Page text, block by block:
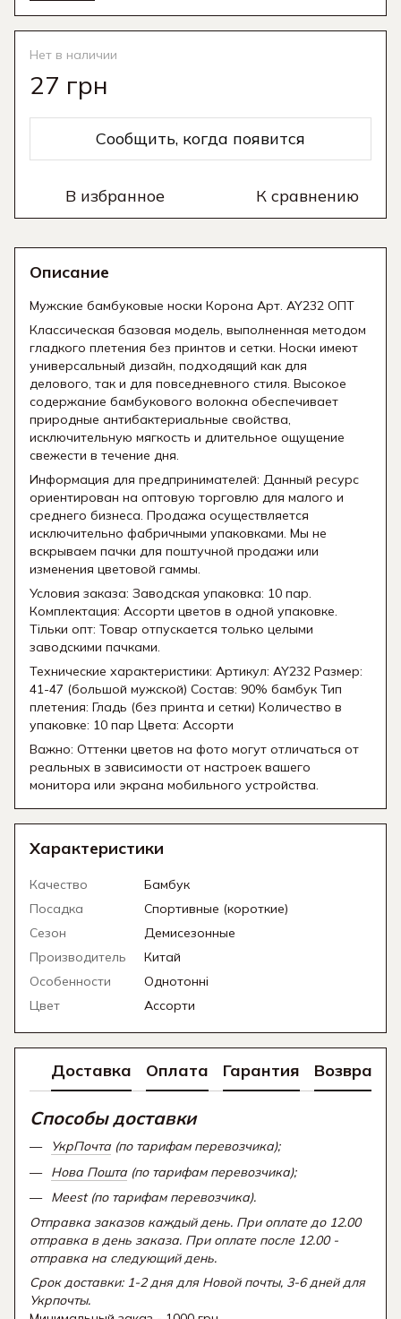
Нет в наличии
27 грн
Сообщить, когда появится
В избранное К сравнению
Описание
Мужские бамбуковые носки Корона Арт. AY232 ОПТ
Классическая базовая модель, выполненная методом
гладкого плетения без принтов и сетки. Носки имеют
универсальный дизайн, подходящий как для
делового, так и для повседневного стиля. Высокое
содержание бамбукового волокна обеспечивает
природные антибактериальные свойства,
исключительную мягкость и длительное ощущение
свежести в течение дня.
Информация для предпринимателей: Данный ресурс
ориентирован на оптовую торговлю для малого и
среднего бизнеса. Продажа осуществляется
исключительно фабричными упаковками. Мы не
вскрываем пачки для поштучной продажи или
изменения цветовой гаммы.
Условия заказа: Заводская упаковка: 10 пар.
Комплектация: Ассорти цветов в одной упаковке.
Тільки опт: Товар отпускается только целыми
заводскими пачками.
Технические характеристики: Артикул: AY232 Размер:
41-47 (большой мужской) Состав: 90% бамбук Тип
плетения: Гладь (без принта и сетки) Количество в
упаковке: 10 пар Цвета: Ассорти
Важно: Оттенки цветов на фото могут отличаться от
реальных в зависимости от настроек вашего
монитора или экрана мобильного устройства.
Характеристики
Качество
Бамбук
Посадка
Спортивные (короткие)
Сезон
Демисезонные
Производитель
Китай
Особенности
Однотонні
Цвет
Ассорти
Доставка Оплата Гарантия Возврат
Способы доставки
УкрПочта (по тарифам перевозчика);
Нова Пошта (по тарифам перевозчика);
Meest (по тарифам перевозчика).
Отправка заказов каждый день. При оплате до 12.00
отправка в день заказа. При оплате после 12.00 -
отправка на следующий день.
Срок доставки: 1-2 дня для Новой почты, 3-6 дней для
Укрпочты.